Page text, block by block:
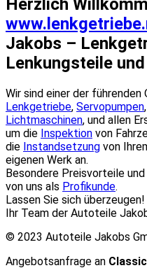
Herzlich
Jakobs –
Lenkungsteile
Wir sind einer der
Lenkgetriebe, Servopumpen,
Lichtmaschinen, und allen
um die Inspektion von
die Instandsetzung von
eigenen Werk an.
Besondere Preisvorteile
von uns als Profikunde.
Lassen Sie sich überzeugen!
Ihr Team der Autoteile
© 2023 Autoteile Jakobs
Angebotsanfrage an